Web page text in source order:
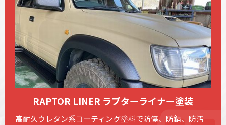
RAPTOR LINER ラプターライナー塗装
高耐久ウレタン系コーティング塗料で防傷、防錆、防汚